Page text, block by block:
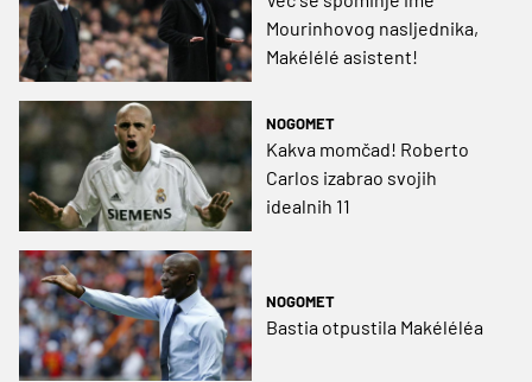
Mourinhovog nasljednika,
Makélélé asistent!
NOGOMET
Kakva momčad! Roberto
Carlos izabrao svojih
idealnih 11
NOGOMET
Bastia otpustila Makéléléa